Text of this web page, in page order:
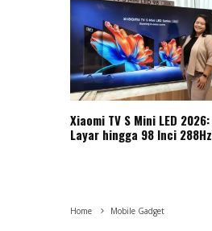
Xiaomi TV S Mini LED 2026:
Layar hingga 98 Inci 288Hz
Home Mobile Gadget